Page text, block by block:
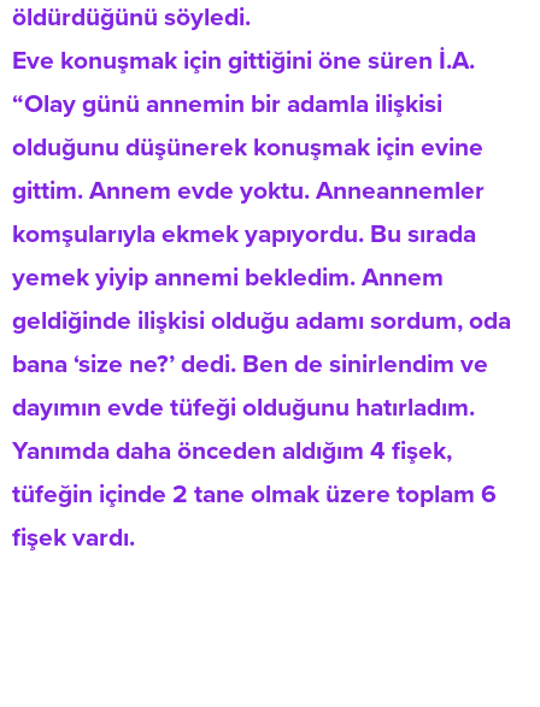
öldürdüğünü söyledi.
Eve konuşmak için gittiğini öne süren İ.A.
“Olay günü annemin bir adamla ilişkisi
olduğunu düşünerek konuşmak için evine
gittim. Annem evde yoktu. Anneannemler
komşularıyla ekmek yapıyordu. Bu sırada
yemek yiyip annemi bekledim. Annem
geldiğinde ilişkisi olduğu adamı sordum, oda
bana ‘size ne?’ dedi. Ben de sinirlendim ve
dayımın evde tüfeği olduğunu hatırladım.
Yanımda daha önceden aldığım 4 fişek,
tüfeğin içinde 2 tane olmak üzere toplam 6
fişek vardı.